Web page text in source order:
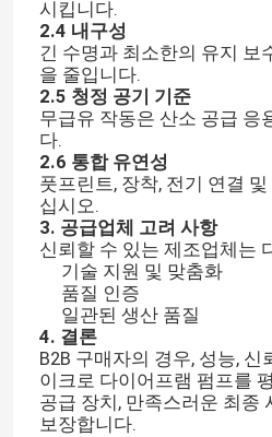
시킵니다.
2.4 내구성
긴 수명과 최소한의 유지 보
을 줄입니다.
2.5 청정 공기 기준
무급유 작동은 산소 공급 응
다.
2.6 통합 유연성
풋프린트, 장착, 전기 연결
십시오.
3. 공급업체 고려 사항
신뢰할 수 있는 제조업체는
기술 지원 및 맞춤화
품질 인증
일관된 생산 품질
4. 결론
B2B 구매자의 경우, 성능,
이크로 다이어프램 펌프를
공급 장치, 만족스러운 최종
보장합니다.